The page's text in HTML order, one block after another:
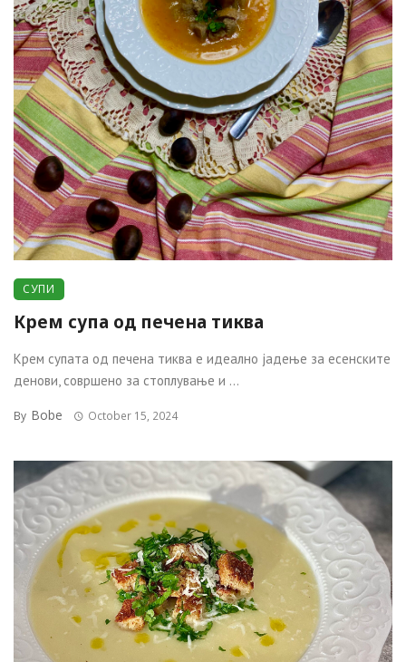
СУПИ
Крем супа од печена тиква
Крем супата од печена тиква е идеално јадење за есенските
денови, совршено за стоплување и ...
By Bobe October 15, 2024